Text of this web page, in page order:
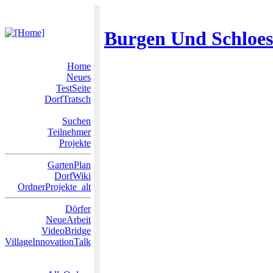
Burgen Und
Home
Neues
TestSeite
DorfTratsch
Suchen
Teilnehmer
Projekte
GartenPlan
DorfWiki
OrdnerProjekte_alt
Dörfer
NeueArbeit
VideoBridge
VillageInnovationTalk